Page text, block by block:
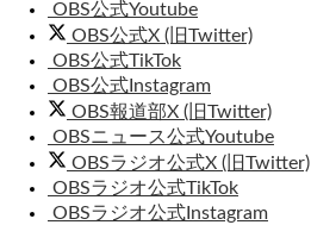
OBS公式Youtube
OBS公式X (旧Twitter)
OBS公式TikTok
OBS公式Instagram
OBS報道部X (旧Twitter)
OBSニュース公式Youtube
OBSラジオ公式X (旧Twitter)
OBSラジオ公式TikTok
OBSラジオ公式Instagram